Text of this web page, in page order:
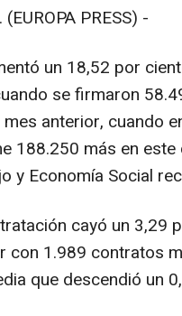
PRESS) -
un 18,52 por
se firmaron
anterior, cuando
188.250 más en
y Economía Social
cayó un 3,29
con 1.989 contratos
que descendió un